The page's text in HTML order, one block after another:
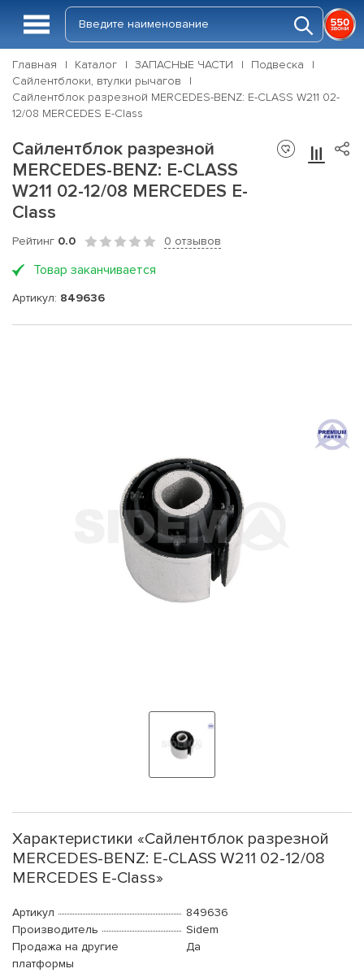
Главная Каталог ЗАПАСНЫЕ ЧАСТИ
Подвеска
Сайлентблоки, втулки рычагов
Сайлентблок разрезной MERCEDES-BENZ: E-CLASS W211 02-
12/08 MERCEDES E-Class
Сайлентблок разрезной
MERCEDES-BENZ: E-CLASS
W211 02-12/08 MERCEDES E-
Class
Рейтинг 0.0 0 отзывов
Товар заканчивается
Артикул: 849636
Характеристики «Сайлентблок разрезной
MERCEDES-BENZ: E-CLASS W211 02-12/08
MERCEDES E-Class»
Артикул
849636
Производитель
Sidem
Продажа на другие
платформы
Да